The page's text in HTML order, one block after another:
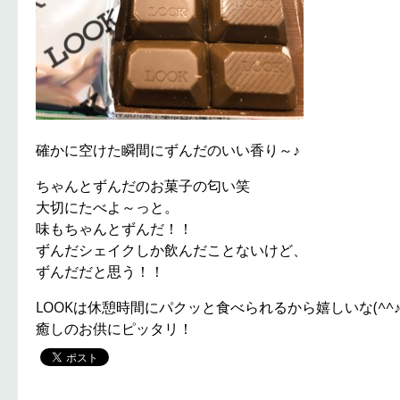
確かに空けた瞬間にずんだのいい香り～♪
ちゃんとずんだのお菓子の匂い笑
大切にたべよ～っと。
味もちゃんとずんだ！！
ずんだシェイクしか飲んだことないけど、
ずんだだと思う！！
LOOKは休憩時間にパクッと食べられるから嬉しいな(^^♪
癒しのお供にピッタリ！